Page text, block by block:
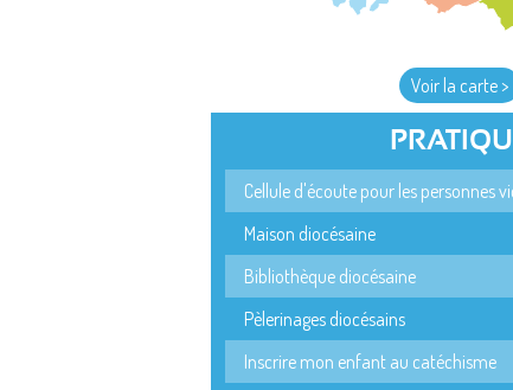
Voir la carte >
Cellule d'écoute pour les personnes
Maison diocésaine
Bibliothèque diocésaine
Pèlerinages diocésains
Inscrire mon enfant au catéchisme